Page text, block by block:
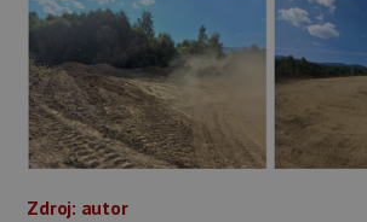
Zdroj: autor